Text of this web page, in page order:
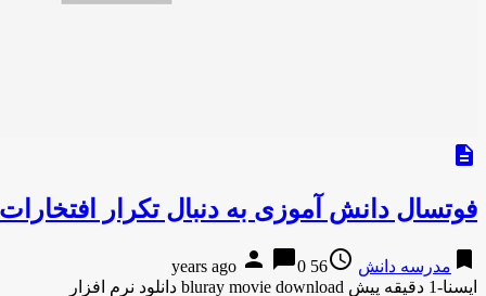
description
فوتسال دانش آموزی به دنبال تکرار
bookmark مدرسه دانش access_time
56 years ago
person chat_bubble0
ایسنا-1 دقیقه پیش bluray movie download دانلود نرم افزار